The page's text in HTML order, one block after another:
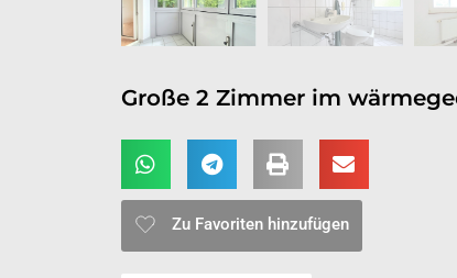
Große 2 Zimmer im
Zu Favoriten hinzufügen